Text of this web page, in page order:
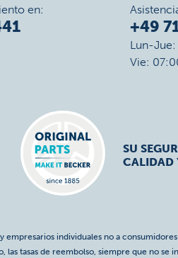
en:
+49
Lun-
Vie:
SU
CALIDAD
empresarios individuales no a
las tasas de reembolso, siempre que no se